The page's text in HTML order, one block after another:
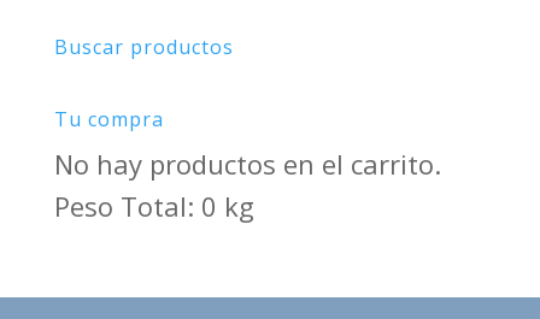
Buscar productos
Tu compra
No hay productos en el carrito.
Peso Total: 0 kg